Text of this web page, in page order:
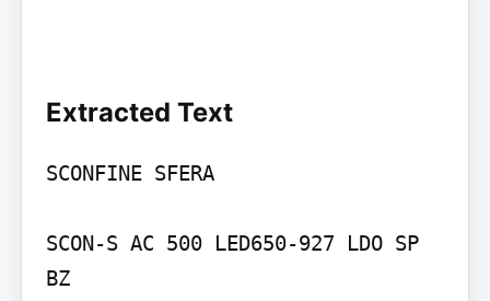
Extracted Text
SCONFINE SFERA
SCON-S AC 500 LED650-927 LDO SP
BZ